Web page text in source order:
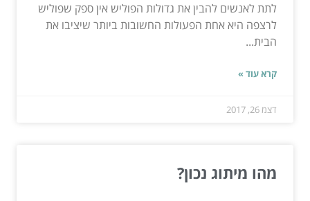
לתת לאנשים להבין את גדולות הפוליש אין ספק שפוליש
לרצפה היא אחת הפעולות החשובות ביותר שיציבו את
הבית...
קרא עוד »
דצמ 26, 2017
מהו מיתוג נכון?